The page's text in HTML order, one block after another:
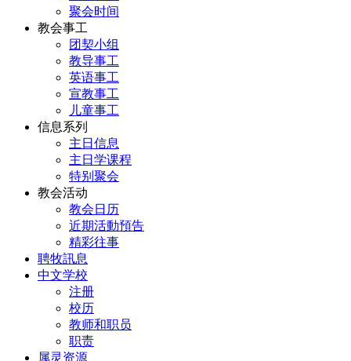
聚会时间
教会事工
团契小组
教导事工
英语事工
宣教事工
儿童事工
信息系列
主日信息
主日学课程
特别聚会
教会活动
教会日历
近期活動預告
精彩往事
聘牧訊息
中文学校
注册
校历
教师和职员
职责
属灵资源